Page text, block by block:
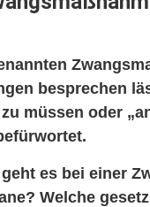
besprechen
müssen oder
es bei einer
Welche